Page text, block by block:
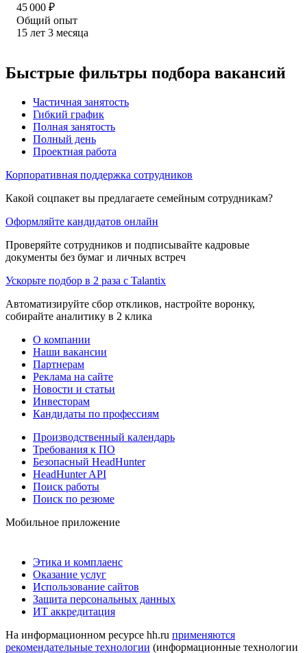
45 000 ₽
Общий опыт
15 лет 3 месяца
Быстрые фильтры подбора вакансий
Частичная занятость
Гибкий график
Полная занятость
Полный день
Проектная работа
Корпоративная поддержка сотрудников
Какой соцпакет вы предлагаете семейным сотрудникам?
Оформляйте кандидатов онлайн
Проверяйте сотрудников и подписывайте кадровые
документы без бумаг и личных встреч
Ускорьте подбор в 2 раза с Talantix
Автоматизируйте сбор откликов, настройте воронку,
собирайте аналитику в 2 клика
О компании
Наши вакансии
Партнерам
Реклама на сайте
Новости и статьи
Инвесторам
Кандидаты по профессиям
Производственный календарь
Требования к ПО
Безопасный HeadHunter
HeadHunter API
Поиск работы
Поиск по резюме
Мобильное приложение
Этика и комплаенс
Оказание услуг
Использование сайтов
Защита персональных данных
ИТ аккредитация
На информационном ресурсе hh.ru применяются
рекомендательные технологии (информационные технологии